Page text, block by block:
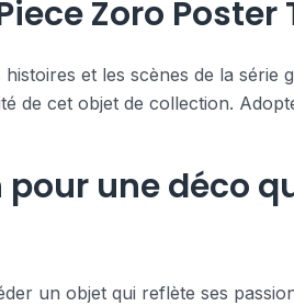
Zoro
et les scènes de la série
de cet objet de collection.
une déco
un objet qui reflète ses